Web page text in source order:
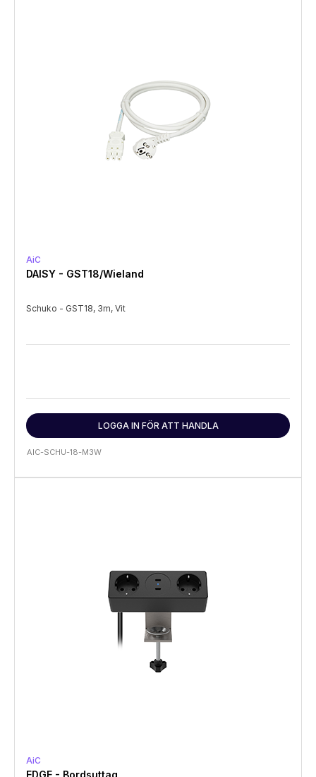
AiC
DAISY - GST18/Wieland
Schuko - GST18, 3m, Vit
LOGGA IN FÖR ATT HANDLA
AIC-SCHU-18-M3W
AiC
EDGE - Bordsuttag